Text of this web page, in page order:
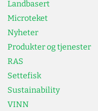
Landbasert
Microteket
Nyheter
Produkter og tjenester
RAS
Settefisk
Sustainability
VINN